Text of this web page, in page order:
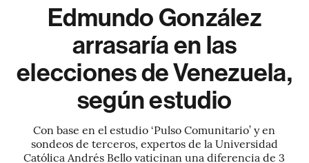
Edmundo González
arrasaría en las
elecciones de Venezuela,
según estudio
Con base en el estudio ‘Pulso Comunitario’ y en
sondeos de terceros, expertos de la Universidad
Católica Andrés Bello vaticinan una diferencia de 3